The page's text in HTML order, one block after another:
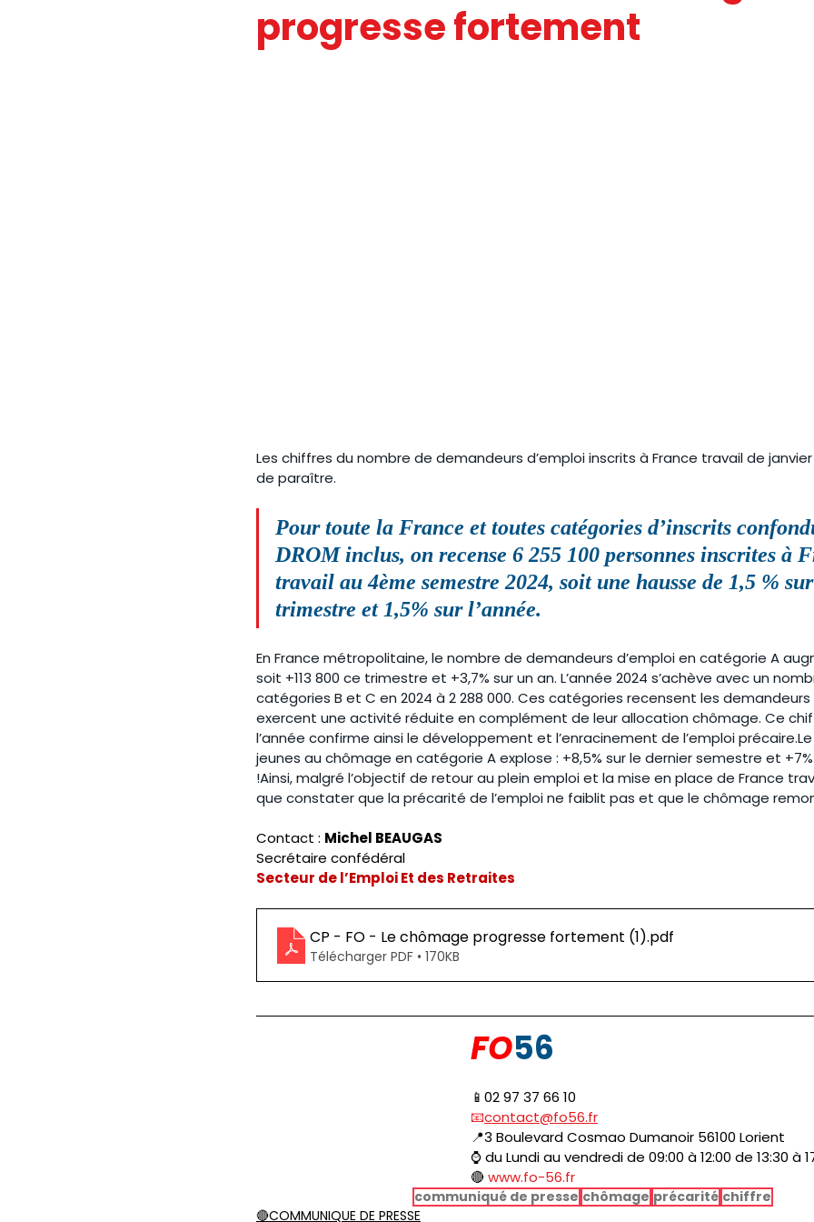
JOURNAL FO56 SERVICE PUBLIC
progresse fortement
Les chiffres du nombre de demandeurs d’emploi inscrits à France travail de
de paraître.
Pour toute la France et toutes catégories d’inscrits
DROM inclus, on recense 6 255 100 personnes inscrites à
travail au 4ème semestre 2024, soit une hausse de 1,5 %
trimestre et 1,5% sur l’année.
En France métropolitaine, le nombre de demandeurs d’emploi en catégorie A
soit +113 800 ce trimestre et +3,7% sur un an. L’année 2024 s’achève avec un
catégories B et C en 2024 à 2 288 000. Ces catégories recensent les
exercent une activité réduite en complément de leur allocation chômage. Ce
l’année confirme ainsi le développement et l’enracinement de l’emploi
jeunes au chômage en catégorie A explose : +8,5% sur le dernier semestre et
!Ainsi, malgré l’objectif de retour au plein emploi et la mise en place de France
que constater que la précarité de l’emploi ne faiblit pas et que le chômage
Contact : Michel BEAUGAS
Secrétaire confédéral
Secteur de l’Emploi Et des Retraites
CP - FO - Le chômage progresse fortement (1).pdf
Télécharger PDF • 170KB
FO56
📱02 97 37 66 10
📧contact@fo56.fr
📍3 Boulevard Cosmao Dumanoir 56100 Lorient
⌚ du Lundi au vendredi de 09:00 à 12:00 de 13:30 à
🔴 www.fo-56.fr
communiqué de presse chômage précarité chiffre
🔴COMMUNIQUE DE PRESSE